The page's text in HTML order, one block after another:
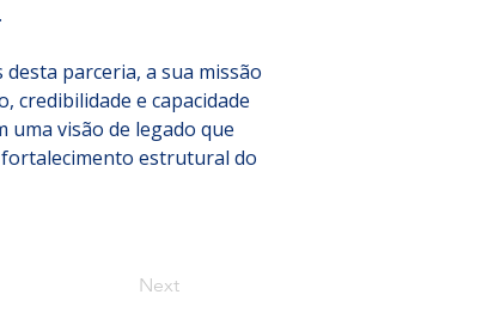
parceria, a sua missão
credibilidade e capacidade
uma visão de legado que
estrutural do
Next